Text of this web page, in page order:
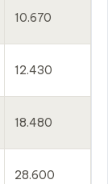
10.670
12.430
18.480
28.600